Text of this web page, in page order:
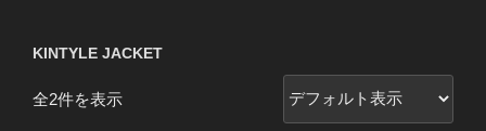
KINTYLE JACKET
全2件を表示